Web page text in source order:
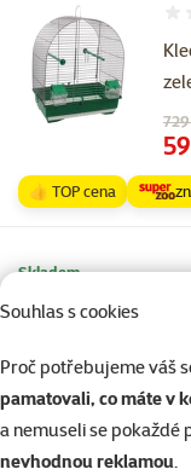
Souhlas s cookies
Proč potřebujeme váš
pamatovali, co máte v
a nemuseli se pokaždé
nevhodnou reklamou.
👍 TOP cena
Skladem
na